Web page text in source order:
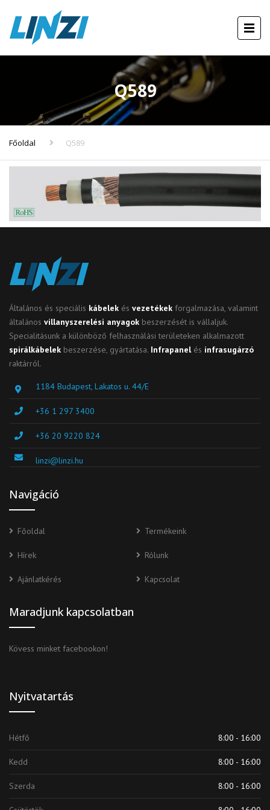
Q589
Főoldal Q589
Általános és speciális kábelek és vezetékek forgalmazása, valamint
általános villanyszerelési anyagok beszerzését is vállaljuk.
Specialitásunk a különböző felhasználási területeken alkalmazott
spirálkábelek beszerzése, gyártatása. Infrapanel és infrasugárzó
raktárról.
1184 Budapest, Lakatos u. 44/E
+36 1 297 3400
+36 20 9220 824
linzi@linzi.hu
Navigáció
Főoldal Termékeink
Hírek Rólunk
Ajánlatkérés Kapcsolat
Maradjunk kapcsolatban
Kövess minket facebookon!
Nyitvatartás
Hétfő 8:00 - 16:00
Kedd 8:00 - 16:00
Szerda 8:00 - 16:00